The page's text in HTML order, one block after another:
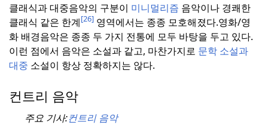
클래식과 대중음악의 구분이 미니멀리즘 음악이나 경쾌한
클래식 같은 한계[26] 영역에서는 종종 모호해졌다.영화/영
화 배경음악은 종종 두 가지 전통에 모두 바탕을 두고 있다.
이런 점에서 음악은 소설과 같고, 마찬가지로 문학 소설과
대중 소설이 항상 정확하지는 않다.
컨트리 음악
주요 기사:컨트리 음악